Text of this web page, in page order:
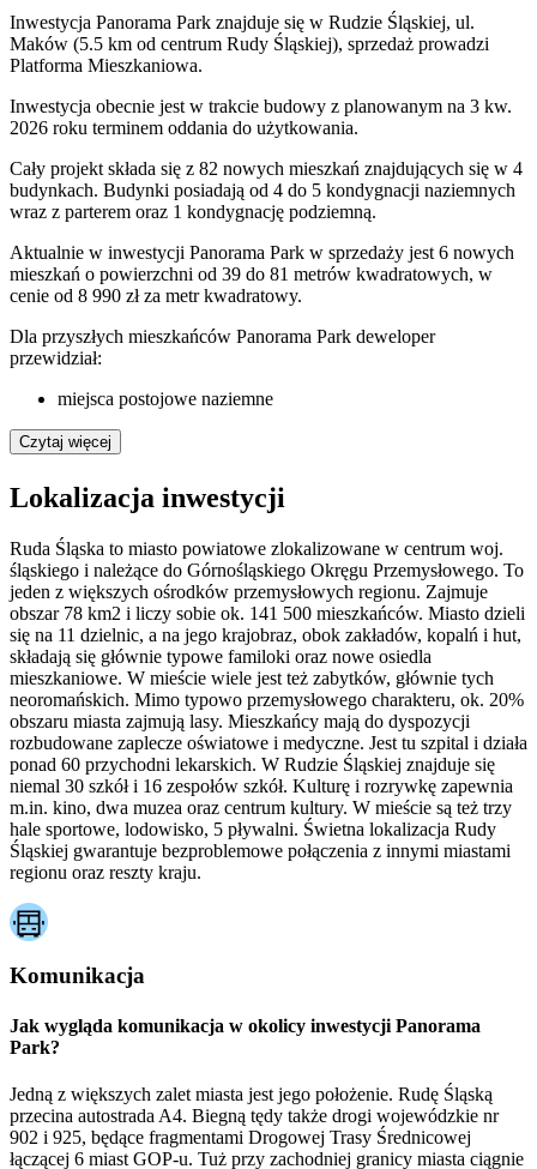
Inwestycja Panorama Park znajduje się w Rudzie Śląskiej, ul.
Maków (5.5 km od centrum Rudy Śląskiej), sprzedaż prowadzi
Platforma Mieszkaniowa.
Inwestycja obecnie jest w trakcie budowy z planowanym na 3 kw.
2026 roku terminem oddania do użytkowania.
Cały projekt składa się z 82 nowych mieszkań znajdujących się w 4
budynkach. Budynki posiadają od 4 do 5 kondygnacji naziemnych
wraz z parterem oraz 1 kondygnację podziemną.
Aktualnie w inwestycji Panorama Park w sprzedaży jest 6 nowych
mieszkań o powierzchni od 39 do 81 metrów kwadratowych, w
cenie od 8 990 zł za metr kwadratowy.
Dla przyszłych mieszkańców Panorama Park deweloper
przewidział:
miejsca postojowe naziemne
Czytaj więcej
Lokalizacja inwestycji
Ruda Śląska to miasto powiatowe zlokalizowane w centrum woj.
śląskiego i należące do Górnośląskiego Okręgu Przemysłowego. To
jeden z większych ośrodków przemysłowych regionu. Zajmuje
obszar 78 km2 i liczy sobie ok. 141 500 mieszkańców. Miasto dzieli
się na 11 dzielnic, a na jego krajobraz, obok zakładów, kopalń i hut,
składają się głównie typowe familoki oraz nowe osiedla
mieszkaniowe. W mieście wiele jest też zabytków, głównie tych
neoromańskich. Mimo typowo przemysłowego charakteru, ok. 20%
obszaru miasta zajmują lasy. Mieszkańcy mają do dyspozycji
rozbudowane zaplecze oświatowe i medyczne. Jest tu szpital i działa
ponad 60 przychodni lekarskich. W Rudzie Śląskiej znajduje się
niemal 30 szkół i 16 zespołów szkół. Kulturę i rozrywkę zapewnia
m.in. kino, dwa muzea oraz centrum kultury. W mieście są też trzy
hale sportowe, lodowisko, 5 pływalni. Świetna lokalizacja Rudy
Śląskiej gwarantuje bezproblemowe połączenia z innymi miastami
regionu oraz reszty kraju.
Komunikacja
Jak wygląda komunikacja w okolicy inwestycji Panorama
Park?
Jedną z większych zalet miasta jest jego położenie. Rudę Śląską
przecina autostrada A4. Biegną tędy także drogi wojewódzkie nr
902 i 925, będące fragmentami Drogowej Trasy Średnicowej
łączącej 6 miast GOP-u. Tuż przy zachodniej granicy miasta ciągnie